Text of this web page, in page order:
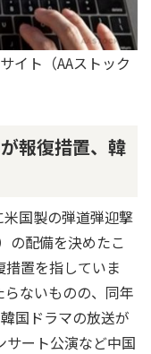
イト（AAストック
報復措置、韓
国製の弾道弾迎撃
の配備を決めたこ
置を指していま
ないものの、同年
国ドラマの放送が
サート公演など中国